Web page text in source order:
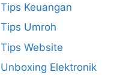
Tips Keuangan
Tips Umroh
Tips Website
Unboxing Elektronik